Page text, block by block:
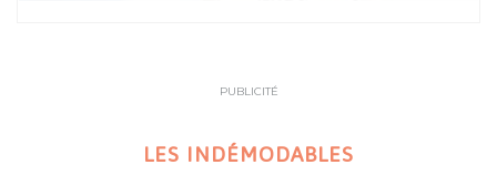
PUBLICITÉ
LES INDÉMODABLES